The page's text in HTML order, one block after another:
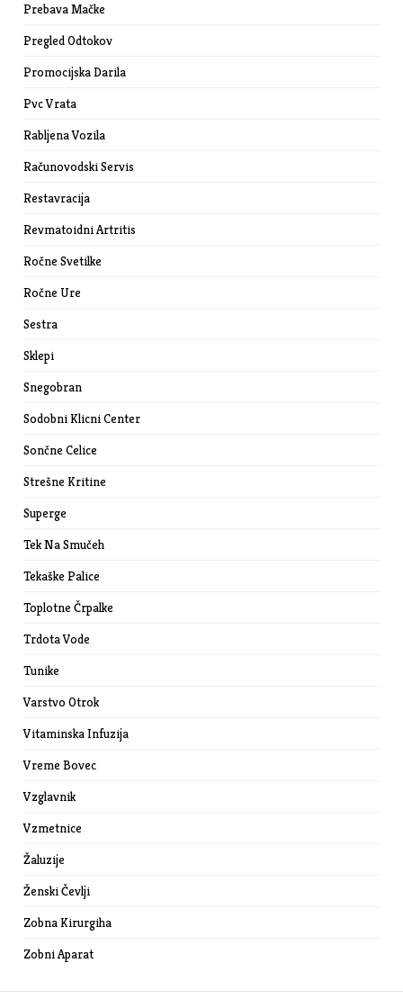
Prebava Mačke
Pregled Odtokov
Promocijska Darila
Pvc Vrata
Rabljena Vozila
Računovodski Servis
Restavracija
Revmatoidni Artritis
Ročne Svetilke
Ročne Ure
Sestra
Sklepi
Snegobran
Sodobni Klicni Center
Sončne Celice
Strešne Kritine
Superge
Tek Na Smučeh
Tekaške Palice
Toplotne Črpalke
Trdota Vode
Tunike
Varstvo Otrok
Vitaminska Infuzija
Vreme Bovec
Vzglavnik
Vzmetnice
Žaluzije
Ženski Čevlji
Zobna Kirurgiha
Zobni Aparat